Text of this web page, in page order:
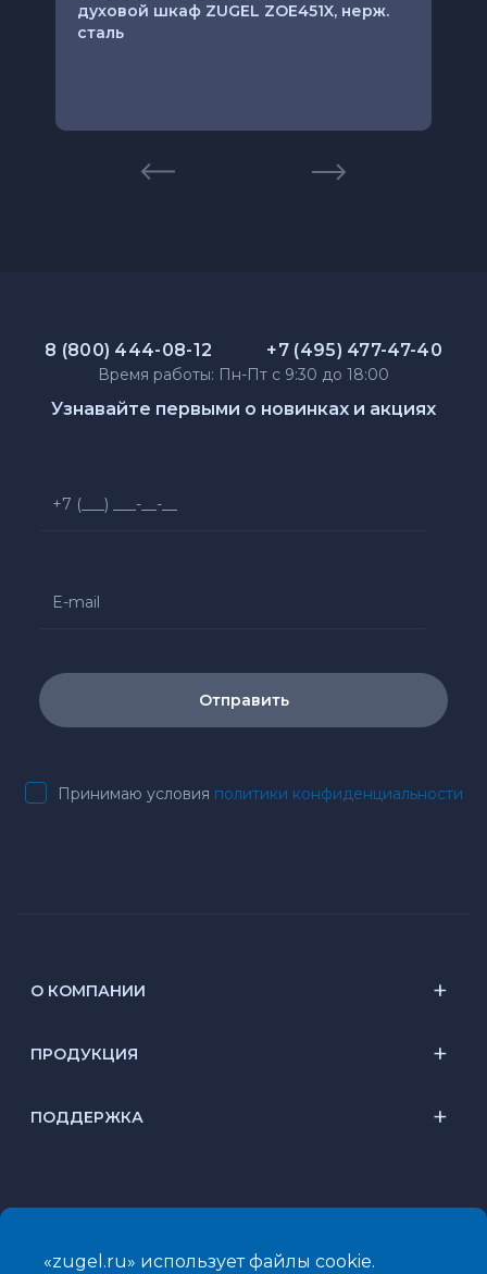
духовой шкаф ZUGEL ZOE451X, нерж.
сталь
8 (800) 444-08-12 +7 (495) 477-47-40
Время работы: Пн-Пт с 9:30 до 18:00
Узнавайте первыми о новинках и акциях
Отправить
Принимаю условия политики конфиденциальности
О КОМПАНИИ
ПРОДУКЦИЯ
ПОДДЕРЖКА
«zugel.ru» использует файлы cookie.